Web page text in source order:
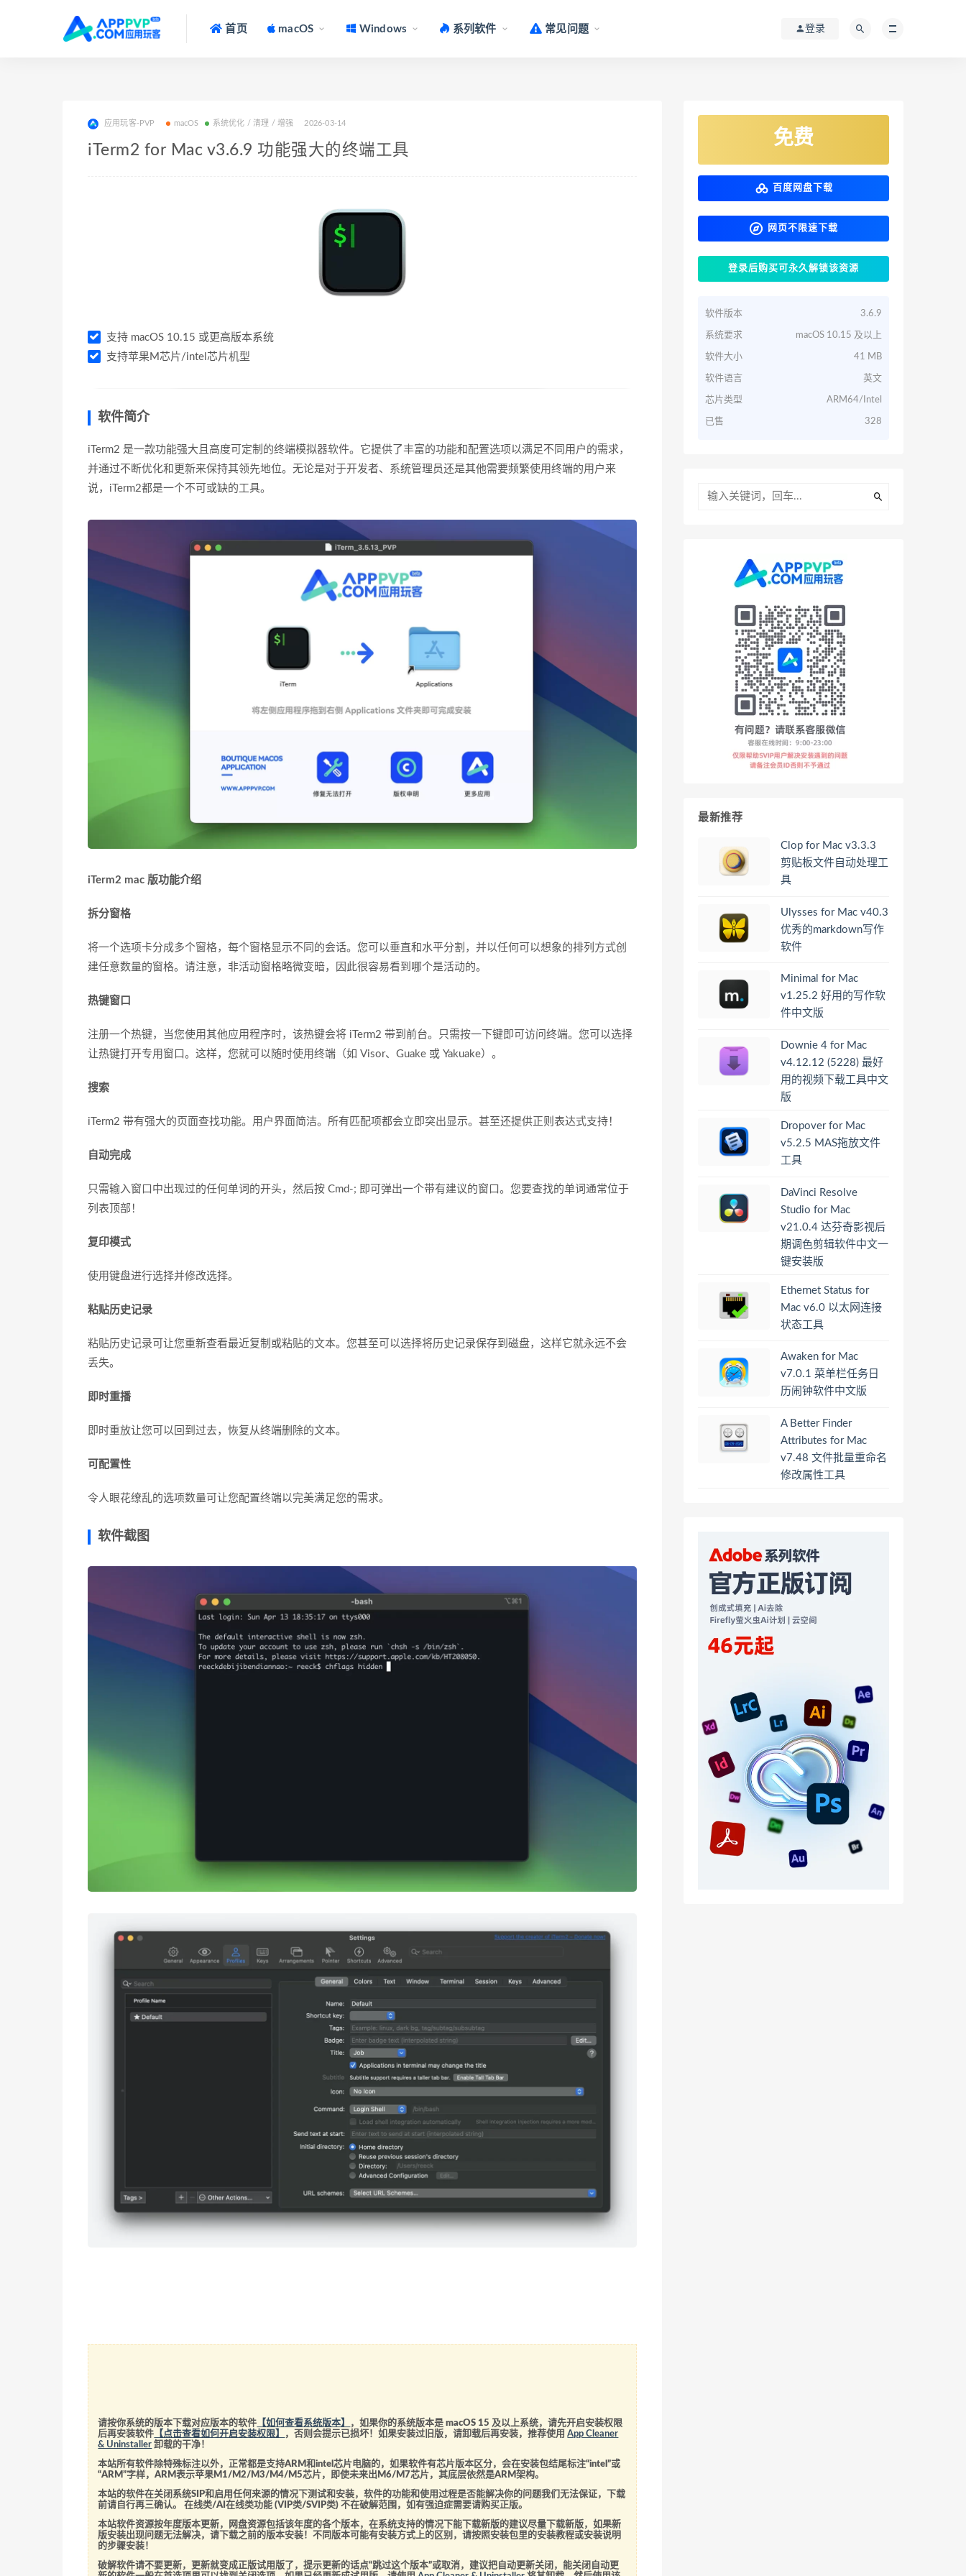
首页 macOS Windows 系列软件 常见问题 登录
应用玩客-PVP macOS 系统优化 / 清理 / 增强 2026-03-14
iTerm2 for Mac v3.6.9 功能强大的终端工具
支持 macOS 10.15 或更高版本系统
支持苹果M芯片/intel芯片机型
软件简介
iTerm2 是一款功能强大且高度可定制的终端模拟器软件。它提供了丰富的功能和配置选项以满足不同用户的需求，
并通过不断优化和更新来保持其领先地位。无论是对于开发者、系统管理员还是其他需要频繁使用终端的用户来
说，iTerm2都是一个不可或缺的工具。
iTerm2 mac 版功能介绍
拆分窗格
将一个选项卡分成多个窗格，每个窗格显示不同的会话。您可以垂直和水平分割，并以任何可以想象的排列方式创
建任意数量的窗格。请注意，非活动窗格略微变暗，因此很容易看到哪个是活动的。
热键窗口
注册一个热键，当您使用其他应用程序时，该热键会将 iTerm2 带到前台。只需按一下键即可访问终端。您可以选择
让热键打开专用窗口。这样，您就可以随时使用终端（如 Visor、Guake 或 Yakuake）。
搜索
iTerm2 带有强大的页面查找功能。用户界面简洁。所有匹配项都会立即突出显示。甚至还提供正则表达式支持！
自动完成
只需输入窗口中出现过的任何单词的开头，然后按 Cmd-; 即可弹出一个带有建议的窗口。您要查找的单词通常位于
列表顶部！
复印模式
使用键盘进行选择并修改选择。
粘贴历史记录
粘贴历史记录可让您重新查看最近复制或粘贴的文本。您甚至可以选择将历史记录保存到磁盘，这样它就永远不会
丢失。
即时重播
即时重放让您可以回到过去，恢复从终端删除的文本。
可配置性
令人眼花缭乱的选项数量可让您配置终端以完美满足您的需求。
软件截图
请按你系统的版本下载对应版本的软件 【如何查看系统版本】
，如果你的系统版本是 macOS 15 及以上系统，请先开启安装权限
后再安装软件 【点击查看如何开启安装权限】 ，否则会提示已损坏！如果安装过旧版，请卸载后再安装，推荐使用App Cleaner
& Uninstaller 卸载的干净！
本站所有软件除特殊标注以外，正常都是支持ARM和intel芯片电脑的，如果软件有芯片版本区分，会在安装包结尾标注“intel”或
“ARM”字样，ARM表示苹果M1/M2/M3/M4/M5芯片，即使未来出M6/M7芯片，其底层依然是ARM架构。
本站的软件在关闭系统SIP和启用任何来源的情况下测试和安装，软件的功能和使用过程是否能解决你的问题我们无法保证，下载
前请自行再三确认。 在线类/AI在线类功能 (VIP类/SVIP类) 不在破解范围，如有强迫症需要请购买正版。
本站软件资源按年度版本更新，网盘资源包括该年度的各个版本，在系统支持的情况下能下载新版的建议尽量下载新版，如果新
版安装出现问题无法解决，请下载之前的版本安装！不同版本可能有安装方式上的区别，请按照安装包里的安装教程或安装说明
的步骤安装！
破解软件请不要更新，更新就变成正版试用版了，提示更新的话点“跳过这个版本”或取消，建议把自动更新关闭，能关闭自动更
免费
百度网盘下载
网页不限速下载
登录后购买可永久解锁该资源
软件版本 3.6.9
系统要求 macOS 10.15 及以上
软件大小 41 MB
软件语言 英文
芯片类型 ARM64/Intel
已售 328
最新推荐
Clop for Mac v3.3.3
剪贴板文件自动处理工
具
Ulysses for Mac v40.3
优秀的markdown写作
软件
Minimal for Mac
v1.25.2 好用的写作软
件中文版
Downie 4 for Mac
v4.12.12 (5228) 最好
用的视频下载工具中文
版
Dropover for Mac
v5.2.5 MAS拖放文件
工具
DaVinci Resolve
Studio for Mac
v21.0.4 达芬奇影视后
期调色剪辑软件中文一
键安装版
Ethernet Status for
Mac v6.0 以太网连接
状态工具
Awaken for Mac
v7.0.1 菜单栏任务日
历闹钟软件中文版
A Better Finder
Attributes for Mac
v7.48 文件批量重命名
修改属性工具